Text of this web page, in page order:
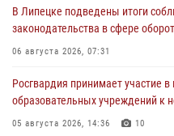
В Липецке подведены итоги
законодательства в сфере
06 августа 2026, 07:31
Росгвардия принимает участие в
образовательных учреждений к
05 августа 2026, 14:36 10